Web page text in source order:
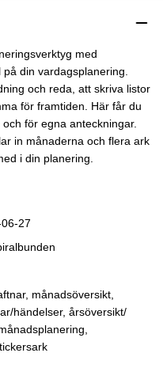
med
din vardagsplanering.
och reda, att skriva listor
för framtiden. Här får du
för egna anteckningar.
in månaderna och flera ark
i din planering.
27
månadsöversikt,
händelser, årsöversikt/